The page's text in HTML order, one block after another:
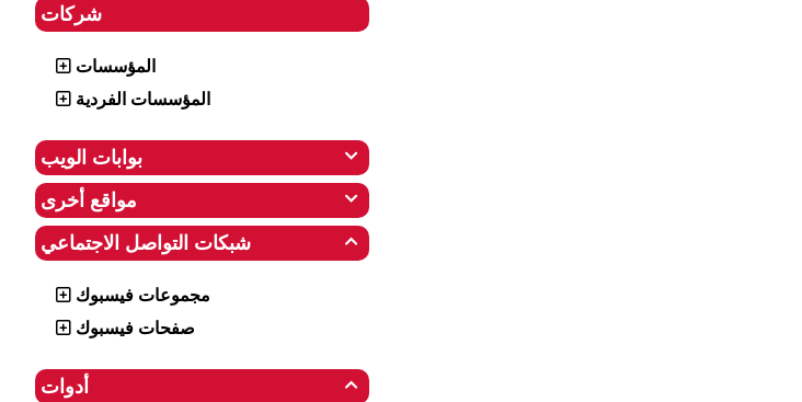
شركات
المؤسسات
المؤسسات الفردية
 بوابات الويب
 مواقع أخرى
 شبكات التواصل الاجتماعي
مجموعات فيسبوك
صفحات فيسبوك
 أدوات